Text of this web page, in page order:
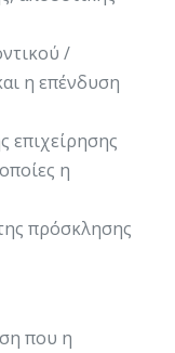
/
η επένδυση
επιχείρησης
η
πρόσκλησης
που η